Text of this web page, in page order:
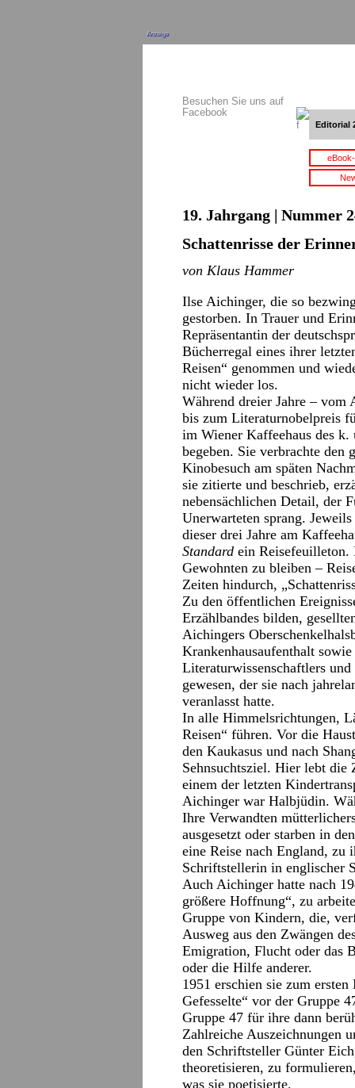
Anzeige
Besuchen Sie uns auf
Facebook
Editorial
19. Jahrgang | Nummer
Schattenrisse der
von Klaus Hammer
Ilse Aichinger, die so
gestorben. In Trauer und
Repräsentantin der
Bücherregal eines ihrer
Reisen“ genommen und
nicht wieder los.
Während dreier Jahre –
bis zum Literaturnobelpreis
im Wiener Kaffeehaus des
begeben. Sie verbrachte den
Kinobesuch am späten
sie zitierte und beschrieb,
nebensächlichen Detail, der
Unerwarteten sprang.
dieser drei Jahre am
Standard ein
Gewohnten zu bleiben –
Zeiten hindurch,
Zu den öffentlichen
Erzählbandes bilden,
Aichingers
Krankenhausaufenthalt
Literaturwissenschaftlers
gewesen, der sie nach
veranlasst hatte.
In alle Himmelsrichtungen,
Reisen“ führen. Vor die
den Kaukasus und nach
Sehnsuchtsziel. Hier lebt
einem der letzten
Aichinger war Halbjüdin.
Ihre Verwandten
ausgesetzt oder starben in
eine Reise nach England, zu
Schriftstellerin in englischer
Auch Aichinger hatte nach
größere Hoffnung“, zu
Gruppe von Kindern, die,
Ausweg aus den Zwängen
Emigration, Flucht oder das
oder die Hilfe anderer.
1951 erschien sie zum
Gefesselte“ vor der Gruppe
Gruppe 47 für ihre dann
Zahlreiche Auszeichnungen
den Schriftsteller Günter
theoretisieren, zu
was sie poetisierte.